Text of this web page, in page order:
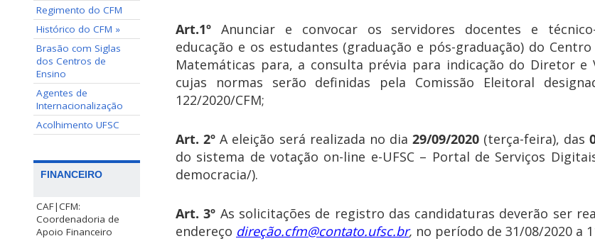
Regimento do CFM
Histórico do CFM »
Brasão com Siglas
dos Centros de
Ensino
Agentes de
Internacionalização
Acolhimento UFSC
FINANCEIRO
CAF|CFM:
Coordenadoria de
Apoio Financeiro
Art.1º Anunciar e convocar os servidores docentes e
educação e os estudantes (graduação e pós-graduação) do Centro
Matemáticas para, a consulta prévia para indicação do Diretor e
cujas normas serão definidas pela Comissão Eleitoral
122/2020/CFM;
Art. 2º A eleição será realizada no dia29/09/2020 (terça-feira), das
do sistema de votação on-line e-UFSC – Portal de Serviços
democracia/).
Art. 3º As solicitações de registro das candidaturas deverão ser
endereço direção.cfm@contato.ufsc.br, no período de 31/08/2020 a